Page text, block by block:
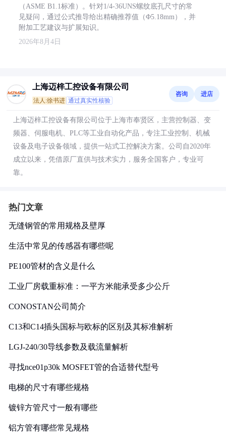
（ASME B1.1标准）。针对1/4-36UNS螺纹底孔尺寸的常
见疑问，通过公式推导给出精确推荐值（Φ5.18mm），并
附加工艺建议与扩展知识。
2026年8月4日
上海迈梓工控设备有限公司
法人:徐书进 通过真实性核验
咨询 进店
上海迈梓工控设备有限公司位于上海市奉贤区，主营控制器、变
频器、伺服电机、PLC等工业自动化产品，专注工业控制、机械
设备及电子设备领域，提供一站式工控解决方案。公司自2020年
成立以来，凭借原厂直供与技术实力，服务全国客户，专业可
靠。
热门文章
无缝钢管的常用规格及壁厚
生活中常见的传感器有哪些呢
PE100管材的含义是什么
工业厂房载重标准：一平方米能承受多少公斤
CONOSTAN公司简介
C13和C14插头国标与欧标的区别及其标准解析
LGJ-240/30导线参数及载流量解析
寻找nce01p30k MOSFET管的合适替代型号
电梯的尺寸有哪些规格
镀锌方管尺寸一般有哪些
铝方管有哪些常见规格